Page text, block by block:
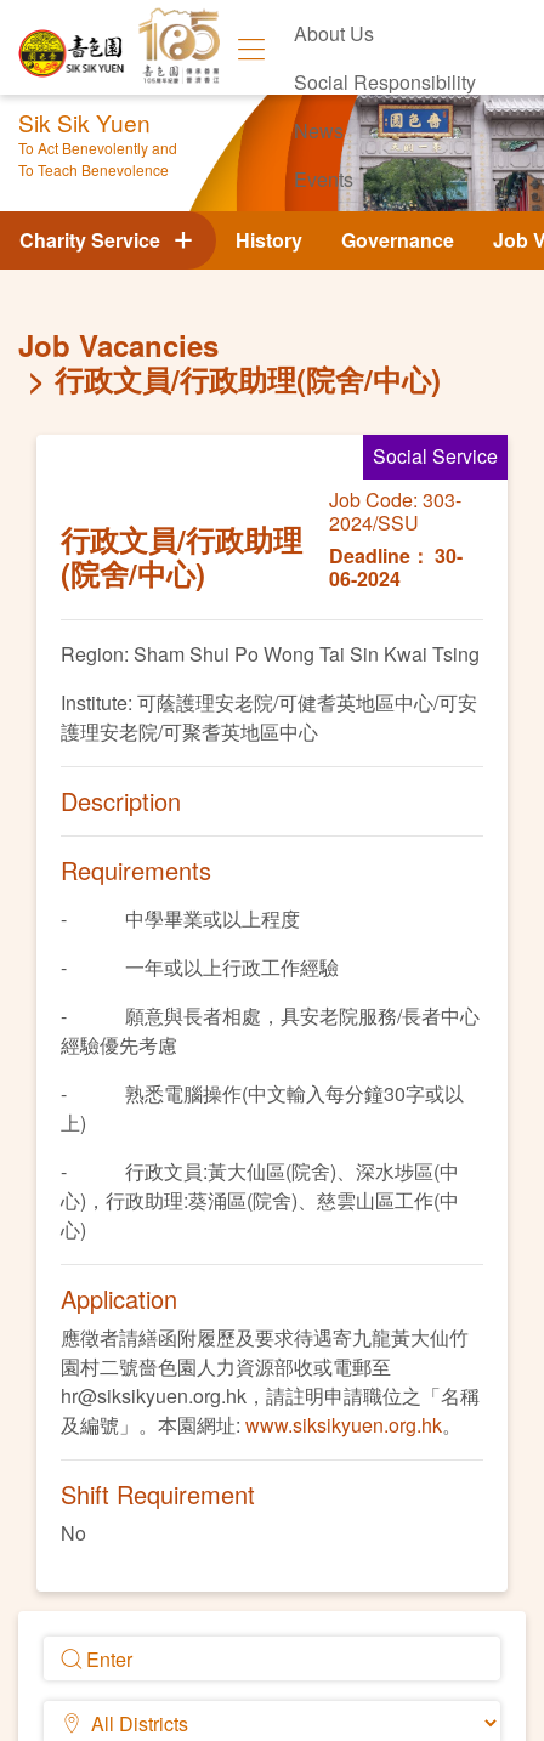
About Us
Social Responsibility
News
Events
Contact Us
Sik Sik Yuen
To Act Benevolently and
To Teach Benevolence
History Governance Job
Charity Service
Job Vacancies
行政文員/行政助理(院舍/中心)
Social Service
行政文員/行政助理
(院舍/中心)
Job Code: 303-
2024/SSU
Deadline： 30-
06-2024
Region: Sham Shui Po Wong Tai Sin Kwai Tsing
Institute: 可蔭護理安老院/可健耆英地區中心/可安
護理安老院/可聚耆英地區中心
Description
Requirements
- 中學畢業或以上程度
- 一年或以上行政工作經驗
- 願意與長者相處，具安老院服務/長者中心
經驗優先考慮
- 熟悉電腦操作(中文輸入每分鐘30字或以
上)
- 行政文員:黃大仙區(院舍)、深水埗區(中
心)，行政助理:葵涌區(院舍)、慈雲山區工作(中
心)
Application
應徵者請繕函附履歷及要求待遇寄九龍黃大仙竹
園村二號嗇色園人力資源部收或電郵至
hr@siksikyuen.org.hk，請註明申請職位之「名稱
及編號」。本園網址: www.siksikyuen.org.hk。
Shift Requirement
No